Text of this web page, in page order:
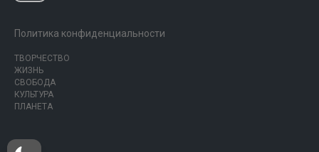
Политика конфиденциальности
ТВОРЧЕСТВО
ЖИЗНЬ
СВОБОДА
КУЛЬТУРА
ПЛАНЕТА